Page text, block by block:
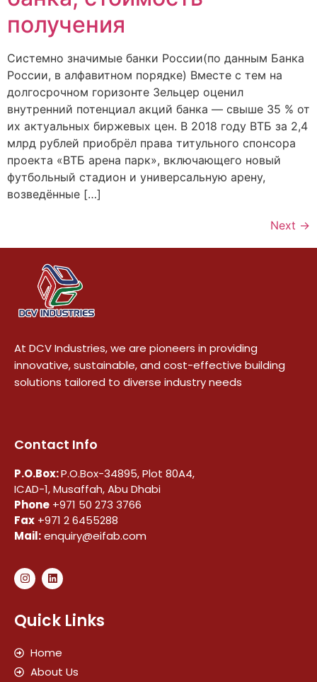
получения
Системно значимые банки России(по данным Банка
России, в алфавитном порядке) Вместе с тем на
долгосрочном горизонте Зельцер оценил
внутренний потенциал акций банка — свыше 35 % от
их актуальных биржевых цен. В 2018 году ВТБ за 2,4
млрд рублей приобрёл права титульного спонсора
проекта «ВТБ арена парк», включающего новый
футбольный стадион и универсальную арену,
возведённые […]
Next →
At DCV Industries, we are pioneers in providing
innovative, sustainable, and cost-effective building
solutions tailored to diverse industry needs
Contact Info
P.O.Box:P.O.Box-34895, Plot 80A4,
ICAD-1, Musaffah, Abu Dhabi
Phone +971 50 273 3766
Fax +971 2 6455288
Mail:enquiry@eifab.com
Quick Links
Home
About Us